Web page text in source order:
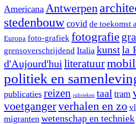
Americana Antwerpen
stedenbouwcovid de toekomst
Europa foto-grafiek fotografie
grensoverschrijdend Italia kunstla
d'Aujourd'hui literatuur
politiek en
publicaties reizen rubrieken taal tram
voetgangerverhalen en zo
migranten wetenschap en techniek